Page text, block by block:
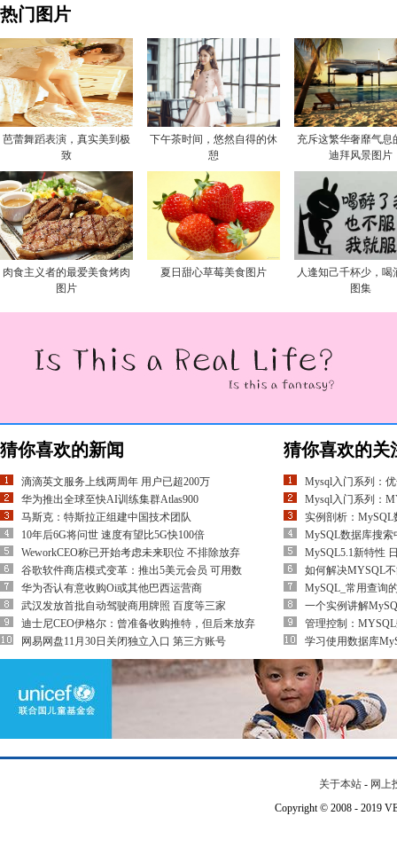
热门图片
芭蕾舞蹈表演，真实美到极
致
下午茶时间，悠然自得的休
憩
充斥这繁华奢靡气息
迪拜风景图片
肉食主义者的最爱美食烤肉
图片
夏日甜心草莓美食图片
人逢知己千杯少，喝
图集
猜你喜欢的新闻
滴滴英文服务上线两周年 用户已超200万
华为推出全球至快AI训练集群Atlas900
马斯克：特斯拉正组建中国技术团队
10年后6G将问世 速度有望比5G快100倍
WeworkCEO称已开始考虑未来职位 不排除放弃
谷歌软件商店模式变革：推出5美元会员 可用数
华为否认有意收购Oi或其他巴西运营商
武汉发放首批自动驾驶商用牌照 百度等三家
迪士尼CEO伊格尔：曾准备收购推特，但后来放弃
网易网盘11月30日关闭独立入口 第三方账号
猜你喜欢的关
Mysql入门系列：
Mysql入门系列：
实例剖析：MySQL
MySQL数据库搜
MySQL5.1新特性
如何解决MYSQL
MySQL_常用查询
一个实例讲解
管理控制：
学习使用数据库
关于本站 - 网上
Copyright © 2008 - 2019